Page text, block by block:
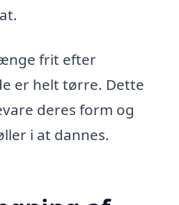
frit efter
er helt tørre. Dette
deres form og
i at dannes.